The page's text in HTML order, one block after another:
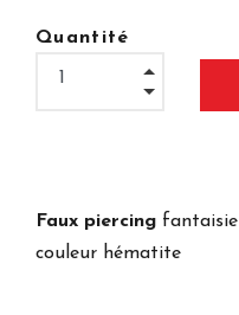
Quantité
Faux piercing fantaisie
couleur hématite